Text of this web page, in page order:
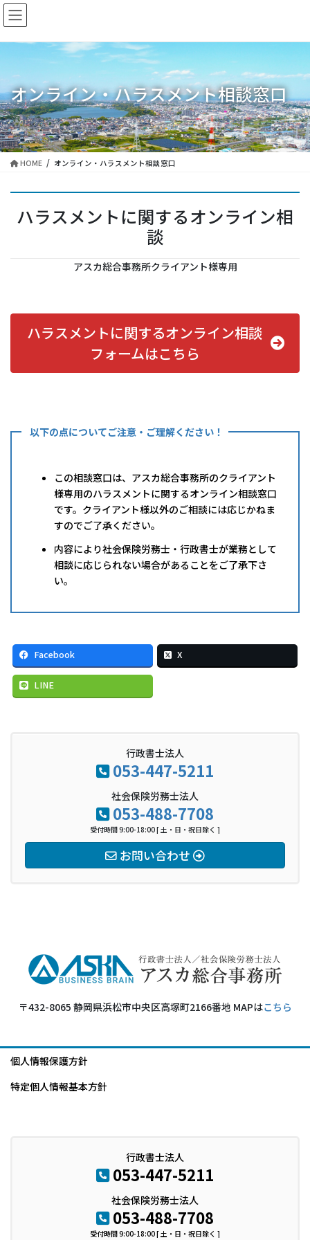
コ
ン
に
移
動
ナ
ビ
ョ
ン
に
移
動
オンライン・ハラスメント相談窓口
HOME オンライン・ハラスメント相談窓口
ハラスメントに関するオンライン相
談
アスカ総合事務所クライアント様専用
ハラスメントに関するオンライン相談
フォームはこちら
以下の点についてご注意・ご理解ください！
この相談窓口は、アスカ総合事務所のクライアント
様専用のハラスメントに関するオンライン相談窓口
です。クライアント様以外のご相談には応じかねま
すのでご了承ください。
内容により社会保険労務士・行政書士が業務として
相談に応じられない場合があることをご了承下さ
い。
Facebook X
LINE
行政書士法人
053-447-5211
社会保険労務士法人
053-488-7708
受付時間 9:00-18:00 [ 土・日・祝日除く ]
お問い合わせ
〒432-8065 静岡県浜松市中央区高塚町2166番地 MAPはこちら
個人情報保護方針
特定個人情報基本方針
行政書士法人
053-447-5211
社会保険労務士法人
053-488-7708
受付時間 9:00-18:00 [ 土・日・祝日除く ]